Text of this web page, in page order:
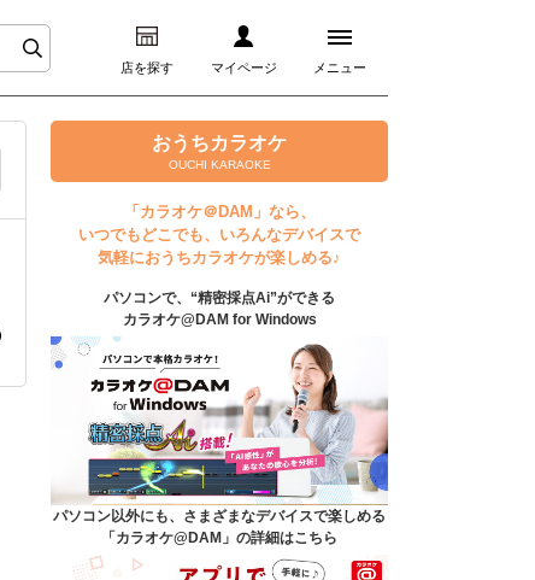
店を探す マイページ メニュー
ログイン
マイページ
プレミアムサービス
DAM★とも動画
DAM★とも録音
カラオケ＠DAM
ユーザー検索
キャンペーン
おうちカラオケ
OUCHI KARAOKE
「カラオケ＠DAM」なら、
いつでもどこでも、いろんなデバイスで
気軽におうちカラオケが楽しめる♪
パソコンで、“精密採点Ai”ができる
カラオケ@DAM for Windows
パソコン以外にも、さまざまなデバイスで楽しめる
「カラオケ@DAM」の詳細はこちら